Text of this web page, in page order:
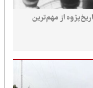
از مهم‌ترین